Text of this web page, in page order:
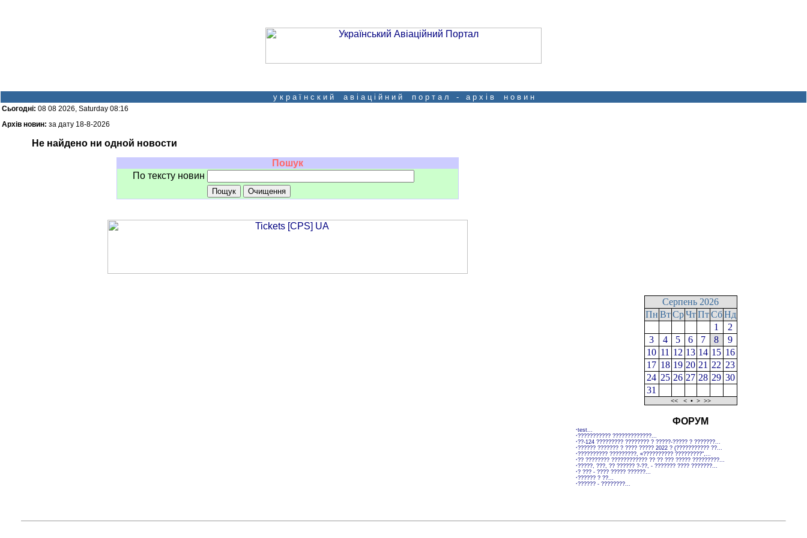
у к р а ї н с к и й а в і а ц і й н и й п о р т а л - а р х і в н о в и н
Сьогодні: 08 08 2026, Saturday 08:16
Архів новин: за дату 18-8-2026
Не найдено ни одной новости
Пошук
По тексту новин
Серпень 2026
Пн Вт Ср Чт Пт Сб Нд
1
2
3
4 5 6 7 8
9
10 11 12 13 14 15 16
17 18 19 20 21 22 23
24 25 26 27 28 29 30
31
<< < • > >>
ФОРУМ
·test...
·??????????? ?????????????...
·??-124 ????????? ???????? ? ?????-????? ? ???????...
·?????? ??????? ? ???? ????? 2022 ? (??????????? ??...
·?????????? ?????????, «?????????? ?????????",...
·?? ???????? ???????????? ?? ?? ??? ????? ?????????...
·?????, ???, ?? ?????? ?-??, - ??????? ???? ???????...
·? ??? - ???? ????? ??????...
·?????? ? ??...
·?????? - ????????...